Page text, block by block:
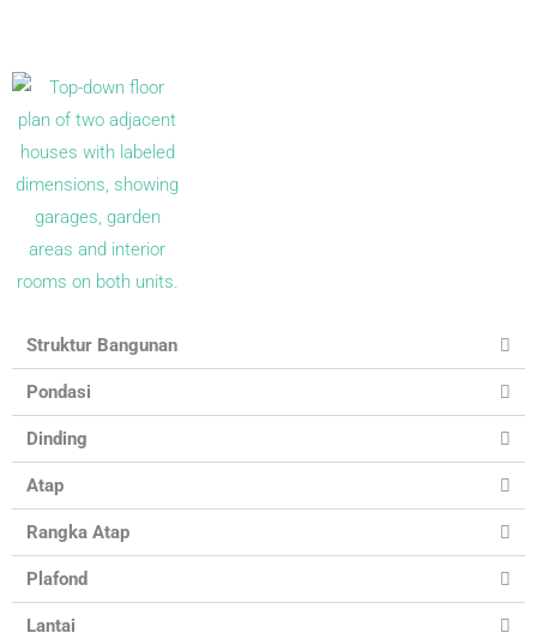
Struktur Bangunan
Pondasi
Dinding
Atap
Rangka Atap
Plafond
Lantai